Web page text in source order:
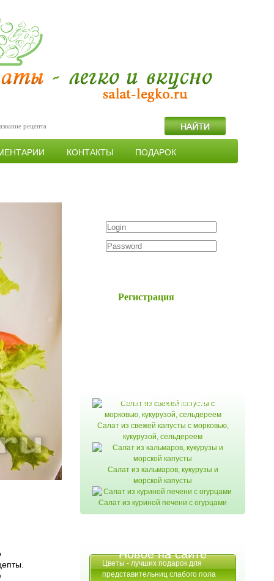
КОНТАКТЫ ПОДАРОК
Регистрация
Новое на сайте
Салат из свежей капусты с морковью,
кукурузой, сельдереем
Салат из кальмаров, кукурузы и
морской капусты
Салат из куриной печени с огурцами
Новое на сайте
Цветы - лучших подарок для
представительниц слабого пола